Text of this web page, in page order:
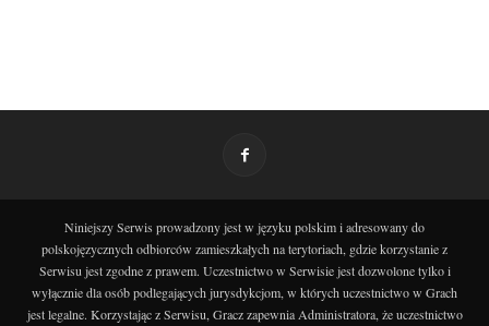
Niniejszy Serwis prowadzony jest w języku polskim i adresowany do
polskojęzycznych odbiorców zamieszkałych na terytoriach, gdzie korzystanie z
Serwisu jest zgodne z prawem. Uczestnictwo w Serwisie jest dozwolone tylko i
wyłącznie dla osób podlegających jurysdykcjom, w których uczestnictwo w Grach
jest legalne. Korzystając z Serwisu, Gracz zapewnia Administratora, że uczestnictwo